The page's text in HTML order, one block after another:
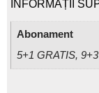
INFORMAȚII
Abonament
5+1 GRATIS,